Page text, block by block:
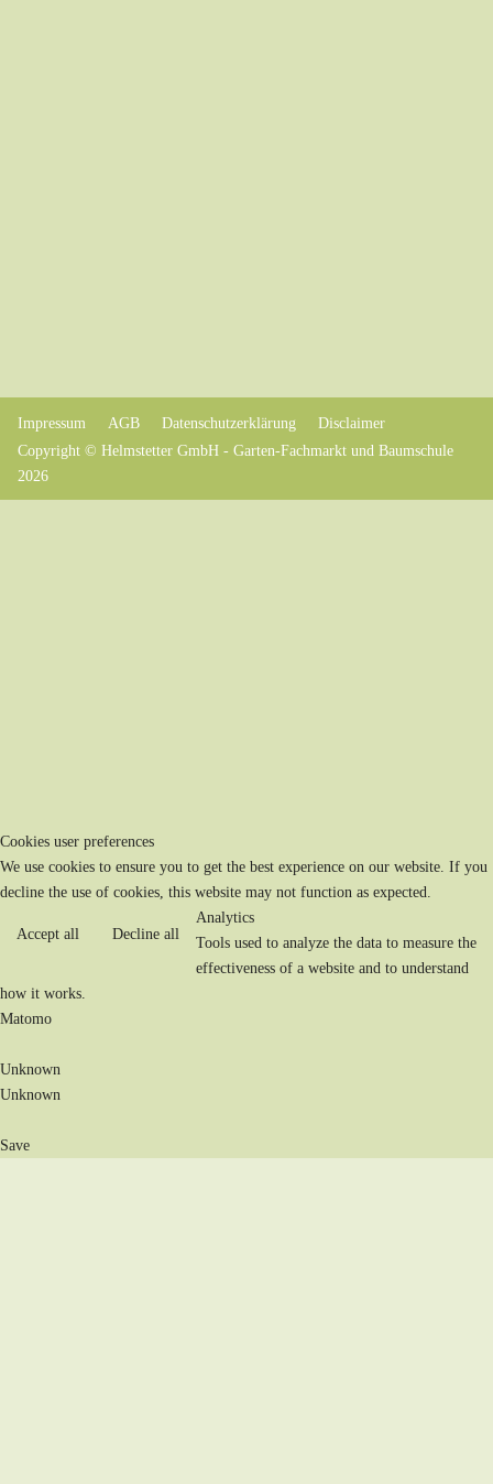
Impressum AGB Datenschutzerklärung
Disclaimer
Copyright © Helmstetter GmbH - Garten-Fachmarkt und Baumschule
2026
Cookies user preferences
We use cookies to ensure you to get the best experience on our website. If you
decline the use of cookies, this website may not function as expected.
Accept all Decline all
Analytics
Tools used to analyze the data to measure the
effectiveness of a website and to understand
how it works.
Matomo
Unknown
Unknown
Save